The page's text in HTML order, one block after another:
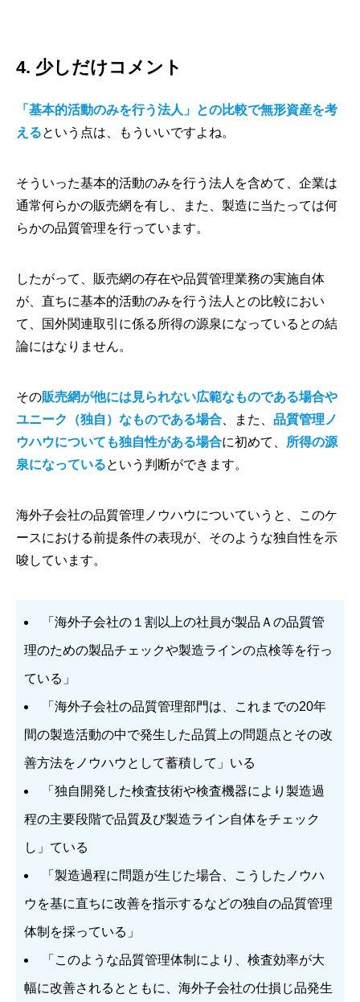
4. 少しだけコメント
「基本的活動のみを行う法人」との比較で無形資産を考
えるという点は、もういいですよね。
そういった基本的活動のみを行う法人を含めて、企業は
通常何らかの販売網を有し、また、製造に当たっては何
らかの品質管理を行っています。
したがって、販売網の存在や品質管理業務の実施自体
が、直ちに基本的活動のみを行う法人との比較におい
て、国外関連取引に係る所得の源泉になっているとの結
論にはなりません。
その販売網が他には見られない広範なものである場合や
ユニーク（独自）なものである場合、また、 品質管理ノ
ウハウについても独自性がある場合に初めて、 所得の源
泉になっているという判断ができます。
海外子会社の品質管理ノウハウについていうと、このケ
ースにおける前提条件の表現が、そのような独自性を示
唆しています。
「海外子会社の１割以上の社員が製品Ａの品質管
理のための製品チェックや製造ラインの点検等を行っ
ている」
「海外子会社の品質管理部門は、これまでの20年
間の製造活動の中で発生した品質上の問題点とその改
善方法をノウハウとして蓄積して」いる
「独自開発した検査技術や検査機器により製造過
程の主要段階で品質及び製造ライン自体をチェック
し」ている
「製造過程に問題が生じた場合、こうしたノウハ
ウを基に直ちに改善を指示するなどの独自の品質管理
体制を採っている」
「このような品質管理体制により、検査効率が大
幅に改善されるとともに、海外子会社の仕損じ品発生